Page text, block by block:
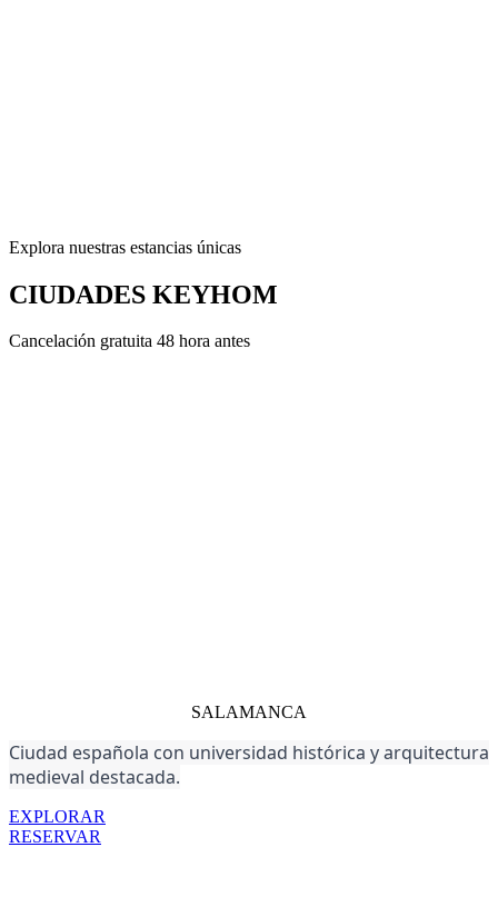
Explora nuestras estancias únicas
CIUDADES KEYHOM
Cancelación gratuita 48 hora antes
SALAMANCA
Ciudad española con universidad histórica y arquitectura
medieval destacada.
EXPLORAR
RESERVAR